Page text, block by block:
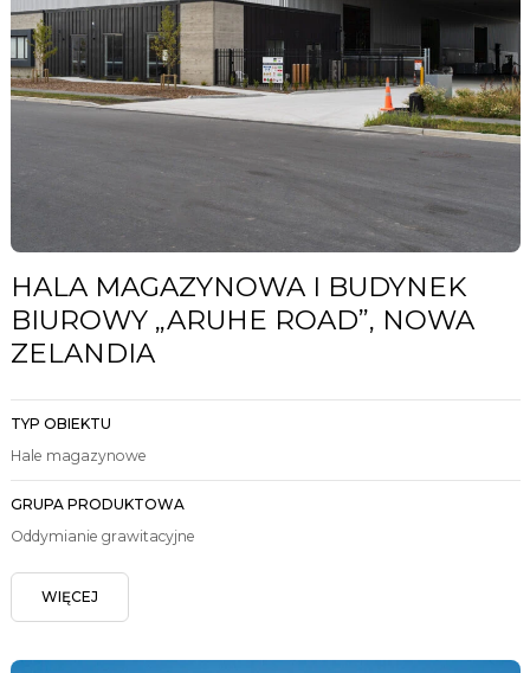
HALA MAGAZYNOWA I BUDYNEK
BIUROWY „ARUHE ROAD”, NOWA
ZELANDIA
TYP OBIEKTU
Hale magazynowe
GRUPA PRODUKTOWA
Oddymianie grawitacyjne
WIĘCEJ